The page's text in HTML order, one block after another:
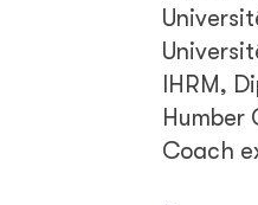
IHRM,
Humber
Coach